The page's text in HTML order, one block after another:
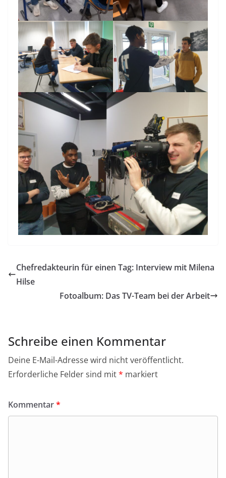
Chefredakteurin für einen Tag: Interview mit Milena
Hilse
Fotoalbum: Das TV-Team bei der Arbeit
Schreibe einen Kommentar
Deine E-Mail-Adresse wird nicht veröffentlicht.
Erforderliche Felder sind mit* markiert
Kommentar*